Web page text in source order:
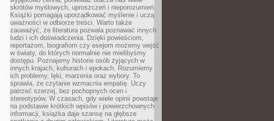
skrótów myślowych, uproszczeń i nieporozumień.
Książki pomagają uporządkować myślenie i uczą
uważności w odbiorze treści. Warto także
zauważyć, że literatura pozwala poznawać innych
ludzi i ich doświadczenia. Dzięki powieściom,
reportażom, biografiom czy esejom możemy wejść
w światy, do których normalnie nie mielibyśmy
dostępu. Poznajemy historie osób żyjących w
innych krajach, kulturach i epokach. Rozumiemy
ich problemy, lęki, marzenia oraz wybory. To
sprawia, że czytanie wzmacnia empatię. Uczy
patrzeć szerzej, bez pochopnych ocen i
stereotypów. W czasach, gdy wiele opinii powstaje
na podstawie krótkich wpisów i powierzchownych
informacji, książka daje szansę na głębsze